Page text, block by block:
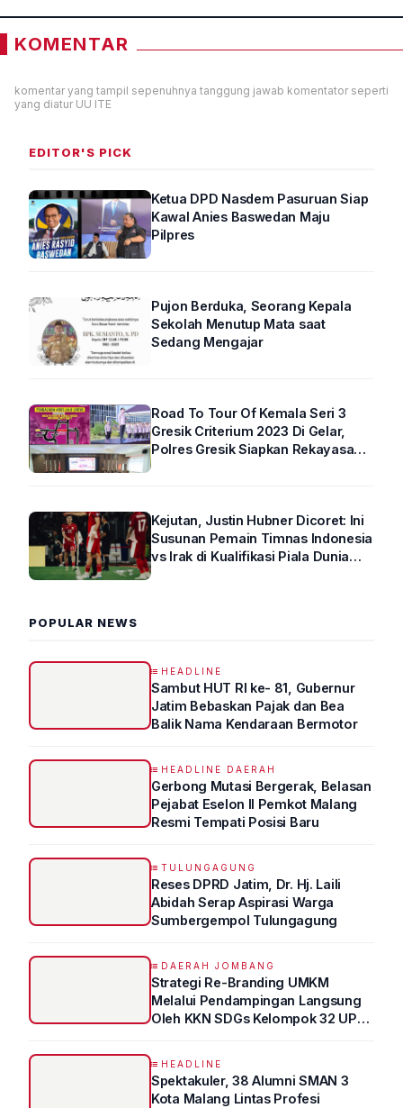
KOMENTAR
komentar yang tampil sepenuhnya tanggung jawab komentator seperti
yang diatur UU ITE
EDITOR'S PICK
Ketua DPD Nasdem Pasuruan Siap
Kawal Anies Baswedan Maju
Pilpres
Pujon Berduka, Seorang Kepala
Sekolah Menutup Mata saat
Sedang Mengajar
Road To Tour Of Kemala Seri 3
Gresik Criterium 2023 Di Gelar,
Polres Gresik Siapkan Rekayasa
Kejutan, Justin Hubner Dicoret: Ini
Susunan Pemain Timnas Indonesia
vs Irak di Kualifikasi Piala Dunia
POPULAR NEWS
HEADLINE
Sambut HUT RI ke- 81, Gubernur
Jatim Bebaskan Pajak dan Bea
Balik Nama Kendaraan Bermotor
HEADLINE DAERAH
Gerbong Mutasi Bergerak, Belasan
Pejabat Eselon II Pemkot Malang
Resmi Tempati Posisi Baru
TULUNGAGUNG
Reses DPRD Jatim, Dr. Hj. Laili
Abidah Serap Aspirasi Warga
Sumbergempol Tulungagung
DAERAH JOMBANG
Strategi Re-Branding UMKM
Melalui Pendampingan Langsung
Oleh KKN SDGs Kelompok 32 UPN
HEADLINE
Spektakuler, 38 Alumni SMAN 3
Kota Malang Lintas Profesi